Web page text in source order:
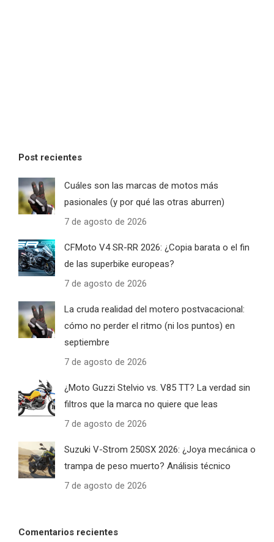
Post recientes
Cuáles son las marcas de motos más
pasionales (y por qué las otras aburren)
7 de agosto de 2026
CFMoto V4 SR-RR 2026: ¿Copia barata o el fin
de las superbike europeas?
7 de agosto de 2026
La cruda realidad del motero postvacacional:
cómo no perder el ritmo (ni los puntos) en
septiembre
7 de agosto de 2026
¿Moto Guzzi Stelvio vs. V85 TT? La verdad sin
filtros que la marca no quiere que leas
7 de agosto de 2026
Suzuki V-Strom 250SX 2026: ¿Joya mecánica o
trampa de peso muerto? Análisis técnico
7 de agosto de 2026
Comentarios recientes